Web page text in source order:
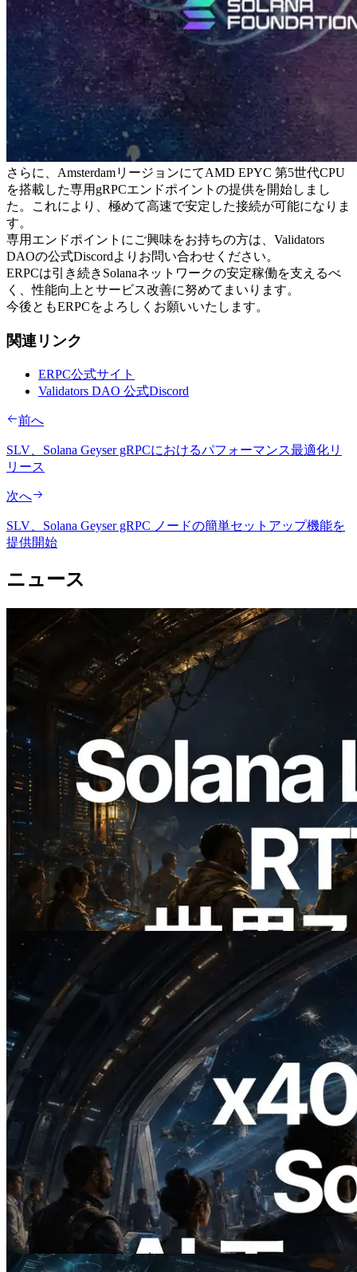
さらに、AmsterdamリージョンにてAMD EPYC 第5世代CPU
を搭載した専用gRPCエンドポイントの提供を開始しまし
た。これにより、極めて高速で安定した接続が可能になりま
す。
専用エンドポイントにご興味をお持ちの方は、Validators
DAOの公式Discordよりお問い合わせください。
ERPCは引き続きSolanaネットワークの安定稼働を支えるべ
く、性能向上とサービス改善に努めてまいります。
今後ともERPCをよろしくお願いいたします。
関連リンク
ERPC公式サイト
Validators DAO 公式Discord
前へ
SLV、Solana Geyser gRPCにおけるパフォーマンス最適化リ
リース
次へ
SLV、Solana Geyser gRPC ノードの簡単セットアップ機能を
提供開始
ニュース
2026.08.05
ERPC、Solana Leader Slot APIを世界7
リージョンのping計測に拡張—
Validators Information APIも公開
この記事を読む
2026.07.04
ERPC、x402 決済対応の Solana RPC を
公開 — AI エージェントが必要な API
にその場で支払う時代の幕開け
この記事を読む